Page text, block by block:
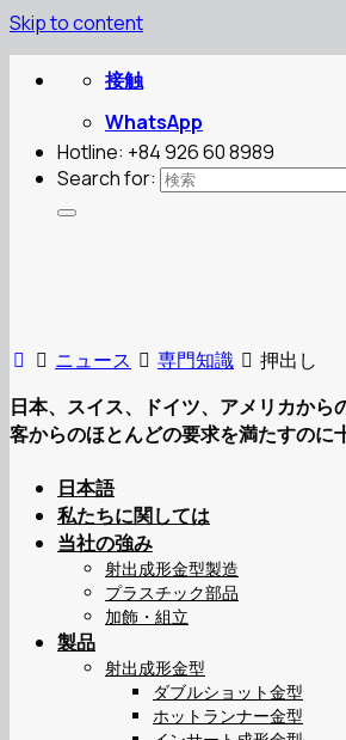
Skip to content
接触
WhatsApp
Hotline: +84 926 60 8989
Search for:
日本語
私たちに関しては
当社の強み
射出成形金型製造
プラスチック部品
加飾・組立
製品
射出成形金型
ダブルショット金型
ホットランナー金型
ニュース 専門知識
押出し
日本、スイス、ドイツ、アメリカから
客からのほとんどの要求を満たすのに